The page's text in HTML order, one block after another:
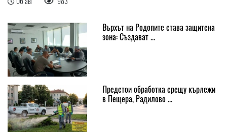
Върхът на Родопите става защитена
зона: Създават ...
Предстои обработка срещу кърлежи
в Пещера, Радилово ...